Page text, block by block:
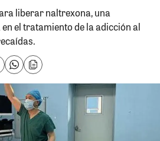
liberar naltrexona, una
el tratamiento de la adicción al